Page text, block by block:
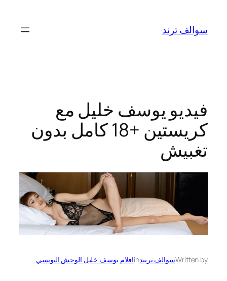
المحتوى
سوالف ترند
فيديو يوسف خليل مع
كريستين +18 كامل بدون
تغبيش
Written byسوالف تريندinافلام يوسف خليل الوحش التونسي